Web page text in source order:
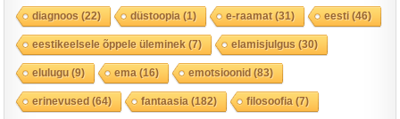
diagnoos (22) düstoopia (1) e-raamat(31) eesti(46)
eestikeelsele õppele üleminek (7) elamisjulgus (30)
elulugu(9) ema (16) emotsioonid(83)
erinevused(64) fantaasia (182) filosoofia (7)